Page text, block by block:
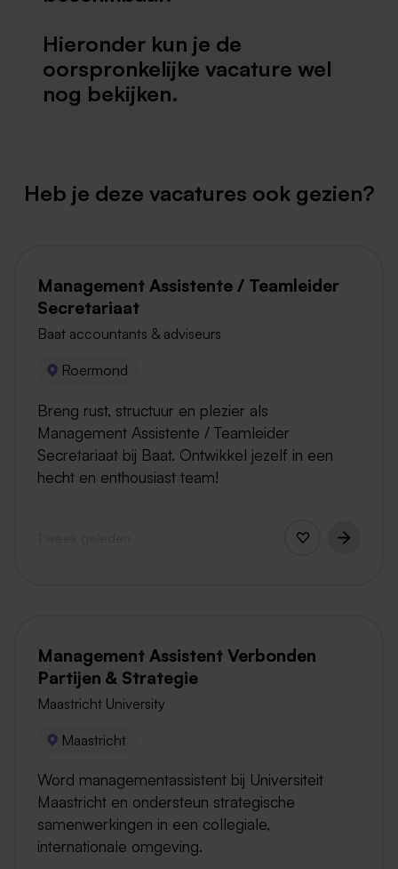
Hieronder kun je de
oorspronkelijke vacature wel
nog bekijken.
Heb je deze vacatures ook gezien?
Management Assistente / Teamleider
Secretariaat
Baat accountants & adviseurs
Roermond
Breng rust, structuur en plezier als
Management Assistente / Teamleider
Secretariaat bij Baat. Ontwikkel jezelf in een
hecht en enthousiast team!
Management Assistent Verbonden
Partijen & Strategie
Maastricht University
Maastricht
Word managementassistent bij Universiteit
Maastricht en ondersteun strategische
samenwerkingen in een collegiale,
internationale omgeving.